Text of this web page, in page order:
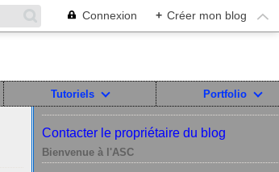
Connexion + Créer mon blog
Tutoriels Portfolio
Contacter le propriétaire du blog
Bienvenue à l'ASC